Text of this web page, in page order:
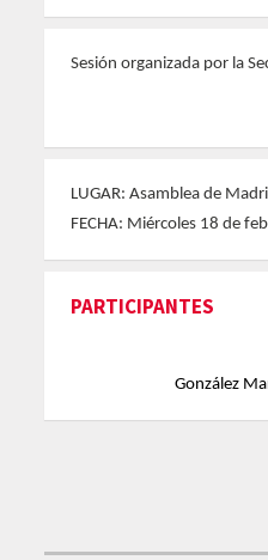
Sesión organizada por la
LUGAR: Asamblea de
FECHA: Miércoles 18 de
PARTICIPANTES
González